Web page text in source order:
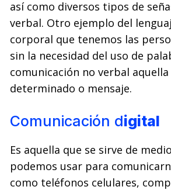
así como diversos tipos de
verbal. Otro ejemplo del
corporal que tenemos las
sin la necesidad del uso de
comunicación no verbal
determinado o mensaje.
Comunicación digital
Es aquella que se sirve de
podemos usar para
como teléfonos celulares,